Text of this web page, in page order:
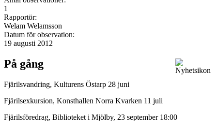
1
Rapportör:
Welam Welamsson
Datum för observation:
19 augusti 2012
På gång
Fjärilsvandring, Kulturens Östarp 28 juni
Fjärilsexkursion, Konsthallen Norra Kvarken 11 juli
Fjärilsföredrag, Biblioteket i Mjölby, 23 september 18:00